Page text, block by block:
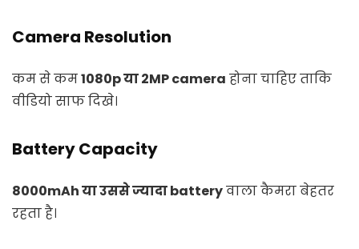
Camera Resolution
कम से कम1080p या 2MP camera होना चाहिए ताकि
वीडियो साफ दिखे।
Battery Capacity
8000mAh या उससे ज्यादा batteryवाला कैमरा बेहतर
रहता है।